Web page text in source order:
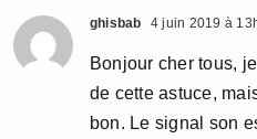
ghisbab 4 juin 2019 à
Bonjour cher tous,
de cette astuce,
bon. Le signal son